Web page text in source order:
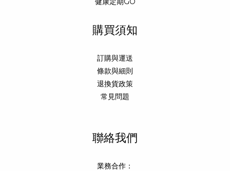
購買須知
訂購與運送
條款與細則
退換貨政策
常見問題
聯絡我們
業務合作：